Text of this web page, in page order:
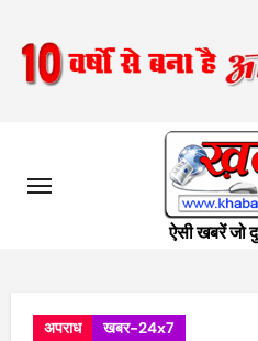
content
ऐसी खबरें जो
अपराध खबर-24x7